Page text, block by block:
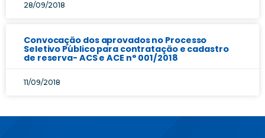
28/09/2018
Convocação dos aprovados no Processo
Seletivo Público para contratação e cadastro
de reserva- ACS e ACE n° 001/2018
11/09/2018